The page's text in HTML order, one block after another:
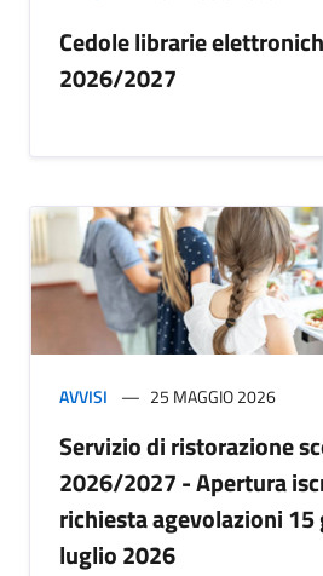
Cedole librarie
2026/2027
AVVISI 25 MAGGIO 2026
Servizio di ristorazione
2026/2027 - Apertura
richiesta agevolazioni 15
luglio 2026